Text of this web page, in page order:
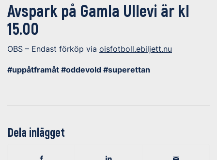
Avspark på Gamla Ullevi är kl
15.00
OBS – Endast förköp via oisfotboll.ebiljett.nu
#uppåtframåt #oddevold #superettan
Dela inlägget